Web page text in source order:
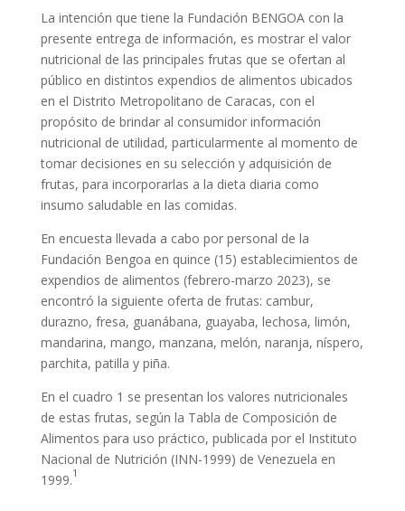
La intención que tiene la Fundación BENGOA con la
presente entrega de información, es mostrar el valor
nutricional de las principales frutas que se ofertan al
público en distintos expendios de alimentos ubicados
en el Distrito Metropolitano de Caracas, con el
propósito de brindar al consumidor información
nutricional de utilidad, particularmente al momento de
tomar decisiones en su selección y adquisición de
frutas, para incorporarlas a la dieta diaria como
insumo saludable en las comidas.
En encuesta llevada a cabo por personal de la
Fundación Bengoa en quince (15) establecimientos de
expendios de alimentos (febrero-marzo 2023), se
encontró la siguiente oferta de frutas: cambur,
durazno, fresa, guanábana, guayaba, lechosa, limón,
mandarina, mango, manzana, melón, naranja, níspero,
parchita, patilla y piña.
En el cuadro 1 se presentan los valores nutricionales
de estas frutas, según la Tabla de Composición de
Alimentos para uso práctico, publicada por el Instituto
Nacional de Nutrición (INN-1999) de Venezuela en
1999.1